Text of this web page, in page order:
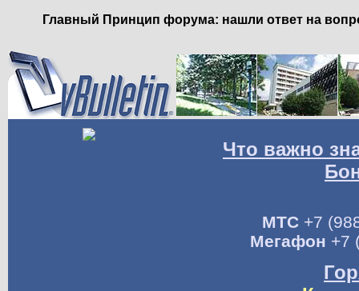
Главный Принцип форума: нашли ответ на
Что важно
МТС+7
Мегафон +7